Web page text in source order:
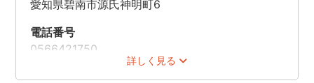
詳しく見る
愛知県碧南市源氏神明町6
電話番号
0566421750